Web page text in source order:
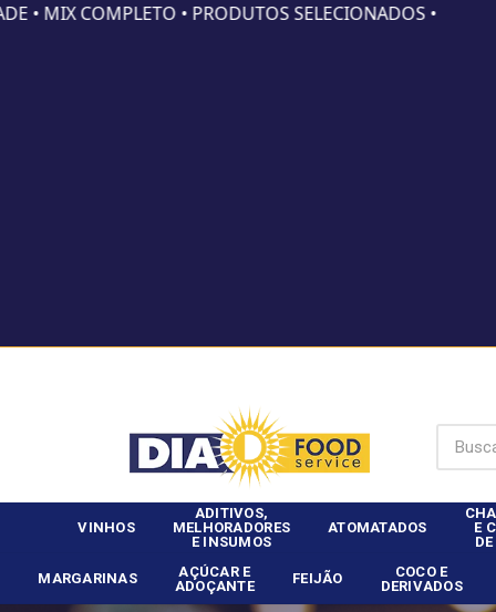
• MIX COMPLETO • PRODUTOS SELECIONADOS •
VINHOS
ADITIVOS,
MELHORADORES
E INSUMOS
ATOMATADOS
E
MARGARINAS
AÇÚCAR E
ADOÇANTE
FEIJÃO
COCO E
DERIVADOS